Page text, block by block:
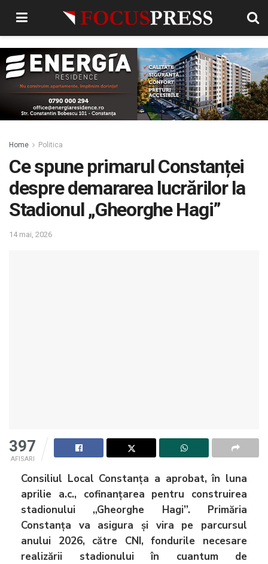
Home Politica
Ce spune primarul Constanței
despre demararea lucrărilor la
Stadionul „Gheorghe Hagi”
14 mai, 2026
397
AFISARI
Consiliul Local Constanța a aprobat, în luna
aprilie a.c., cofinanțarea pentru construirea
stadionului „Gheorghe Hagi”. Primăria
Constanța va asigura şi vira pe parcursul
anului 2026, către CNI, fondurile necesare
realizării stadionului în cuantum de